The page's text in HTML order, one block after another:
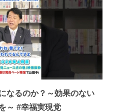
なるのか？～効果のない
～ #幸福実現党